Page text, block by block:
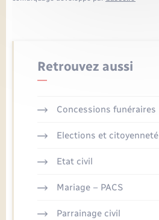
Retrouvez aussi
Concessions funéraires
Elections et citoyenneté
Etat civil
Mariage – PACS
Parrainage civil